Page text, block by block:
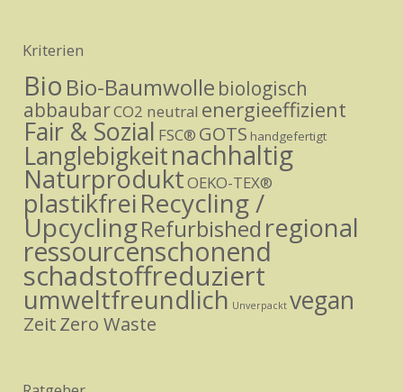
Kriterien
Bio Bio-Baumwolle biologisch
abbaubarCO2 neutral energieeffizient
Fair & Sozial FSC® GOTS handgefertigt
Langlebigkeitnachhaltig
NaturproduktOEKO-TEX®
plastikfreiRecycling /
UpcyclingRefurbished regional
ressourcenschonend
schadstoffreduziert
umweltfreundlich Unverpackt vegan
ZeitZero Waste